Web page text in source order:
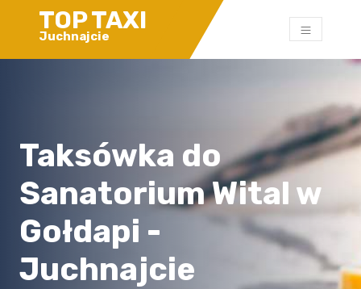
TOP TAXI
Juchnajcie
Taksówka do
Sanatorium Wital w
Gołdapi -
Juchnajcie